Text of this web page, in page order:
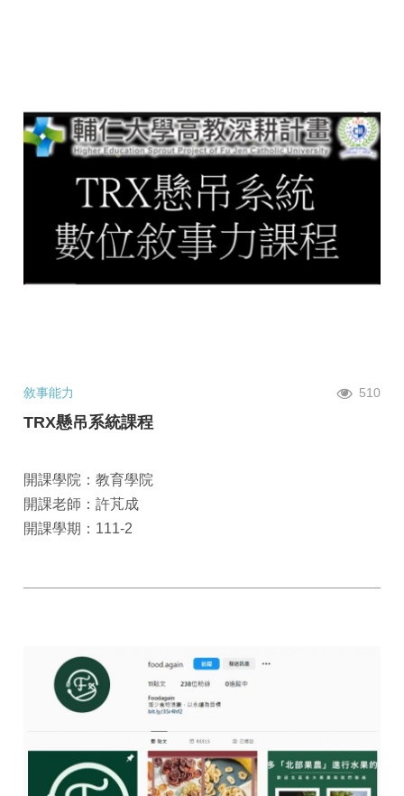
敘事能力 510
TRX懸吊系統課程
開課學院：教育學院
開課老師：許芃成
開課學期：111-2